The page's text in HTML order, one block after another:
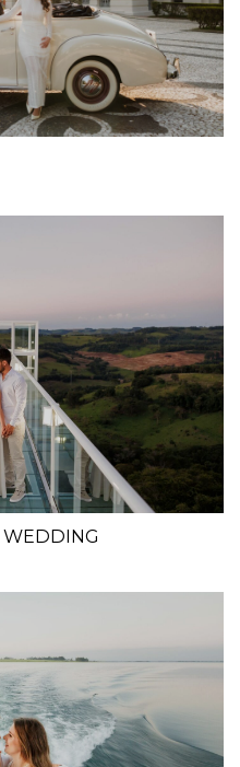
WEDDING